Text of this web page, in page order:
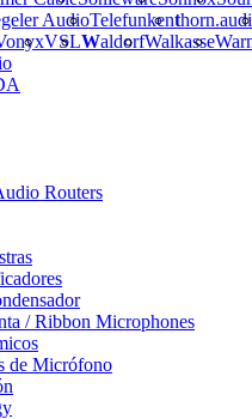
AudioTelefunkent
VSLWaldorfWalkasse
Routers
/ Ribbon Microphones
de Micrófono